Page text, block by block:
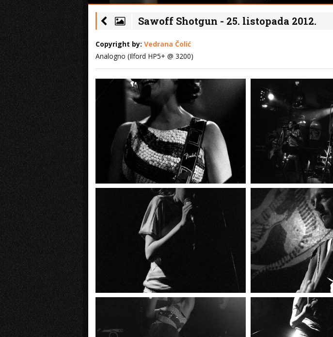
Sawoff Shotgun - 25. listopada 2012.
Copyright by: Vedrana Čolić
Analogno (Ilford HP5+ @ 3200)